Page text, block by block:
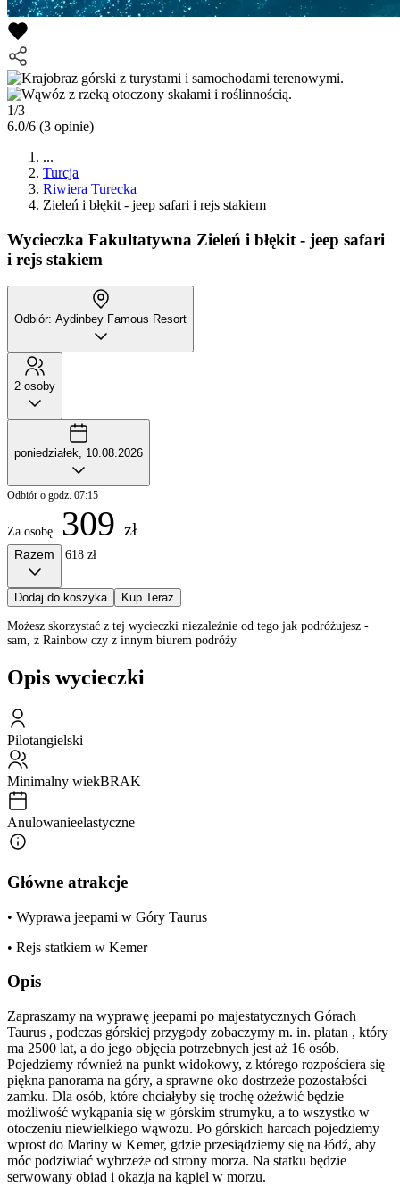
1/3
6.0/6 (3 opinie)
...
Turcja
Riwiera Turecka
Zieleń i błękit - jeep safari i rejs stakiem
Wycieczka Fakultatywna Zieleń i błękit - jeep safari
i rejs stakiem
Odbiór: Aydinbey Famous Resort
2 osoby
poniedziałek, 10.08.2026
Odbiór o godz. 07:15
Za osobę 309 zł
Razem 618 zł
Dodaj do koszyka Kup Teraz
Możesz skorzystać z tej wycieczki niezależnie od tego jak podróżujesz -
sam, z Rainbow czy z innym biurem podróży
Opis wycieczki
Pilotangielski
Minimalny wiekBRAK
Anulowanieelastyczne
Główne atrakcje
• Wyprawa jeepami w Góry Taurus
• Rejs statkiem w Kemer
Opis
Zapraszamy na wyprawę jeepami po majestatycznych Górach
Taurus , podczas górskiej przygody zobaczymy m. in. platan , który
ma 2500 lat, a do jego objęcia potrzebnych jest aż 16 osób.
Pojedziemy również na punkt widokowy, z którego rozpościera się
piękna panorama na góry, a sprawne oko dostrzeże pozostałości
zamku. Dla osób, które chciałyby się trochę ożeźwić będzie
możliwość wykąpania się w górskim strumyku, a to wszystko w
otoczeniu niewielkiego wąwozu. Po górskich harcach pojedziemy
wprost do Mariny w Kemer, gdzie przesiądziemy się na łódź, aby
móc podziwiać wybrzeże od strony morza. Na statku będzie
serwowany obiad i okazja na kąpiel w morzu.